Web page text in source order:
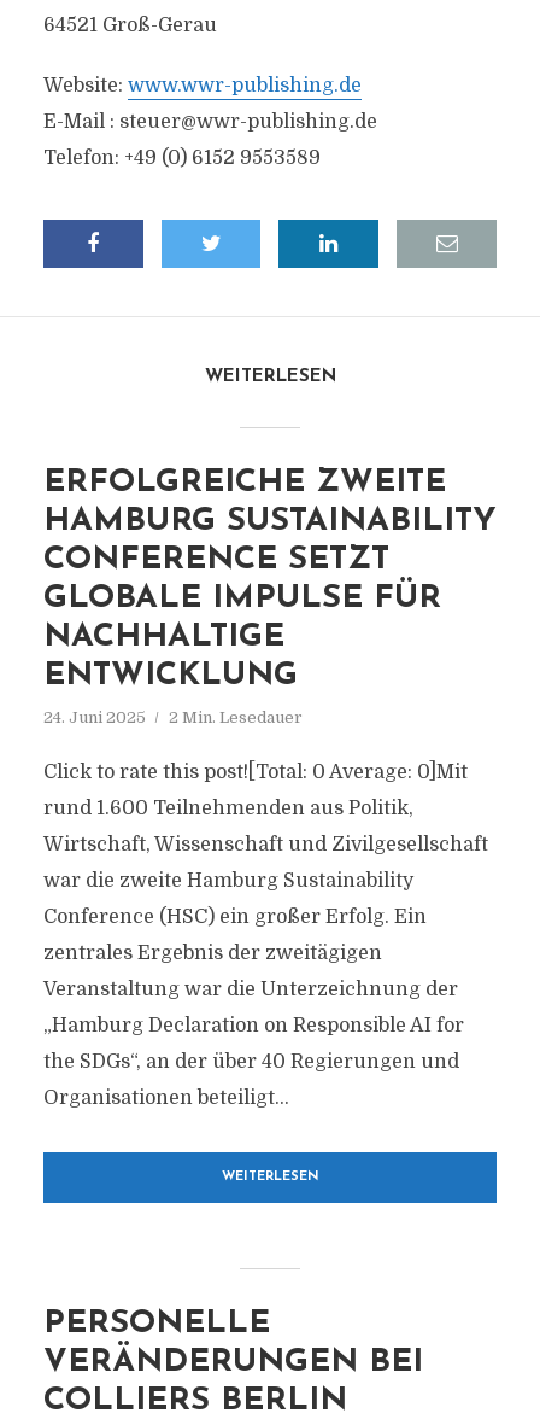
64521 Groß-Gerau
Website: www.wwr-publishing.de
E-Mail : steuer@wwr-publishing.de
Telefon: +49 (0) 6152 9553589
WEITERLESEN
ERFOLGREICHE ZWEITE
HAMBURG SUSTAINABILITY
CONFERENCE SETZT
GLOBALE IMPULSE FÜR
NACHHALTIGE
ENTWICKLUNG
24. Juni 2025 2 Min. Lesedauer
Click to rate this post![Total: 0 Average: 0]Mit
rund 1.600 Teilnehmenden aus Politik,
Wirtschaft, Wissenschaft und Zivilgesellschaft
war die zweite Hamburg Sustainability
Conference (HSC) ein großer Erfolg. Ein
zentrales Ergebnis der zweitägigen
Veranstaltung war die Unterzeichnung der
„Hamburg Declaration on Responsible AI for
the SDGs“, an der über 40 Regierungen und
Organisationen beteiligt...
WEITERLESEN
PERSONELLE
VERÄNDERUNGEN BEI
COLLIERS BERLIN